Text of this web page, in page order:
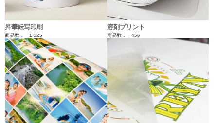
昇華転写印刷
商品数： 1,325
溶剤プリント
商品数： 456